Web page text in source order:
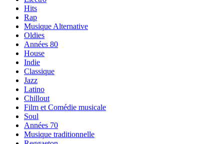
Hits
Rap
Musique Alternative
Oldies
Années 80
House
Indie
Classique
Jazz
Latino
Chillout
Film et Comédie musicale
Soul
Années 70
Musique traditionnelle